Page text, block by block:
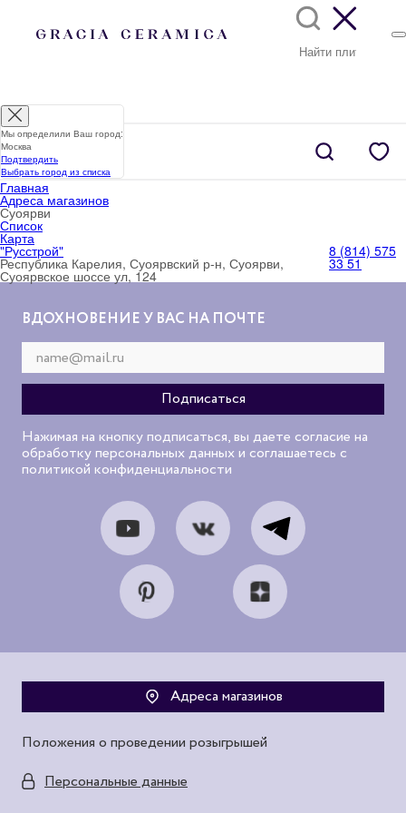
Главная
Адреса магазинов
Суоярви
Список
Карта
"Русстрой"
Республика Карелия, Суоярвский р-н, Суоярви,
Суоярвское шоссе ул, 124
8 (814) 575
33 51
ВДОХНОВЕНИЕ У ВАС НА ПОЧТЕ
Нажимая на кнопку подписаться, вы даете согласие на
обработку персональных данных и соглашаетесь с
политикой конфиденциальности
Адреса магазинов
Положения о проведении розыгрышей
Персональные данные
Мы определили Ваш город:
Москва
Подтвердить
Выбрать город из списка